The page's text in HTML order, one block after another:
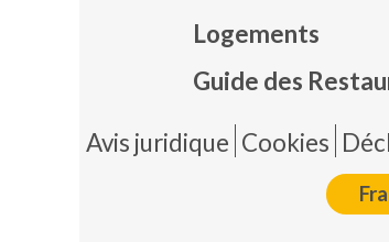
Logements
Guide des
Avis juridique Cookies